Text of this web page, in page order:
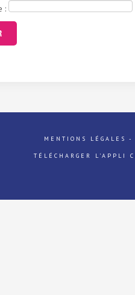
:
MENTIONS LÉGALES -
TÉLÉCHARGER L'APPLI